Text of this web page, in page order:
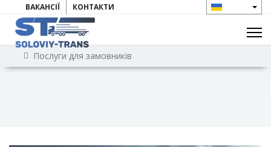
ВАКАНСІЇ КОНТАКТИ
Послуги для замовників